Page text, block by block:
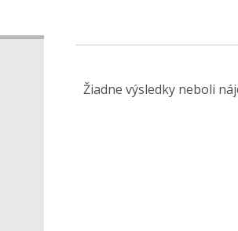
Žiadne výsledky neboli